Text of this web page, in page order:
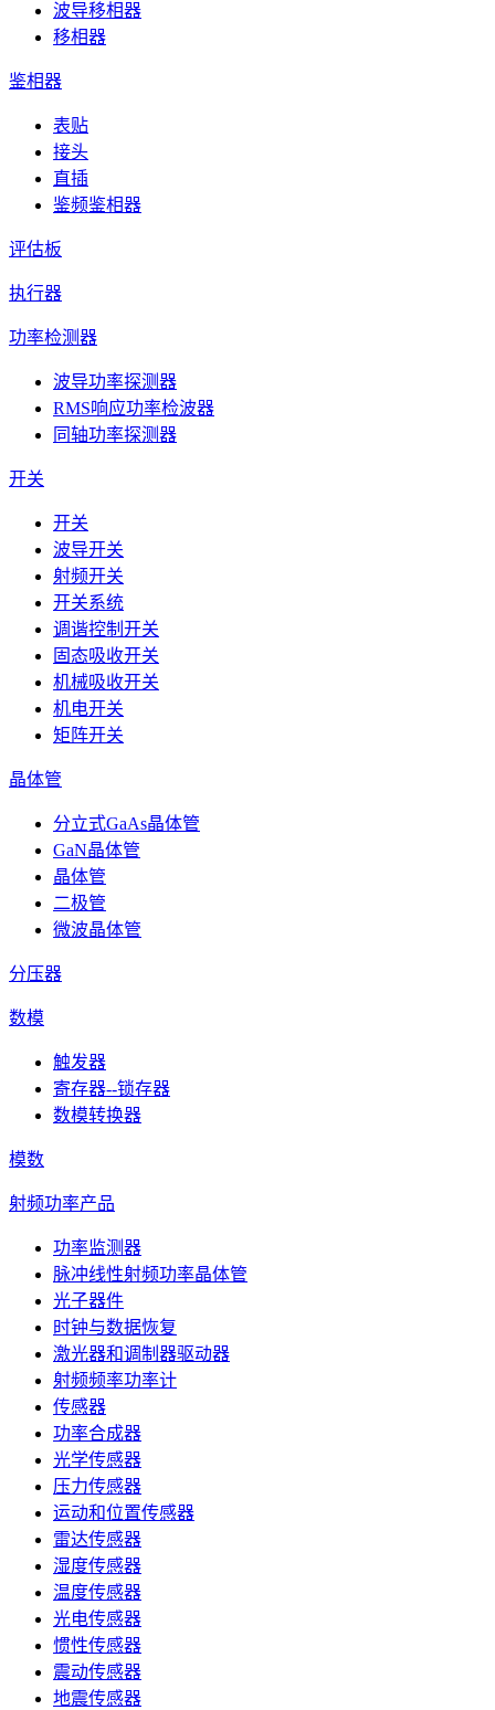
波导移相器
移相器
鉴相器
表贴
接头
直插
鉴频鉴相器
评估板
执行器
功率检测器
波导功率探测器
RMS响应功率检波器
同轴功率探测器
开关
开关
波导开关
射频开关
开关系统
调谐控制开关
固态吸收开关
机械吸收开关
机电开关
矩阵开关
晶体管
分立式GaAs晶体管
GaN晶体管
晶体管
二极管
微波晶体管
分压器
数模
触发器
寄存器--锁存器
数模转换器
模数
射频功率产品
功率监测器
脉冲线性射频功率晶体管
光子器件
时钟与数据恢复
激光器和调制器驱动器
射频频率功率计
传感器
功率合成器
光学传感器
压力传感器
运动和位置传感器
雷达传感器
湿度传感器
温度传感器
光电传感器
惯性传感器
震动传感器
地震传感器